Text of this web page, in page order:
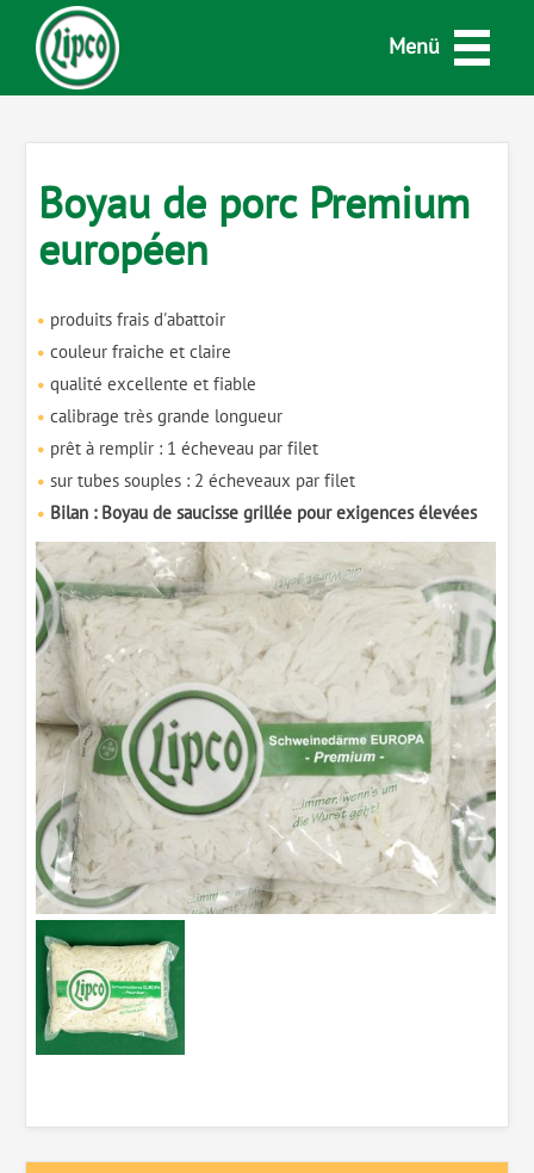
Menü
Boyau de porc Premium
européen
produits frais d'abattoir
couleur fraiche et claire
qualité excellente et fiable
calibrage très grande longueur
prêt à remplir : 1 écheveau par filet
sur tubes souples : 2 écheveaux par filet
Bilan : Boyau de saucisse grillée pour exigences élevées